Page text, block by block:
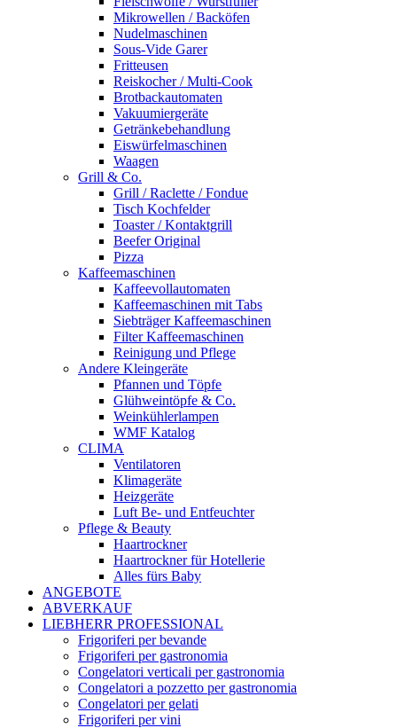
Mikrowellen / Backöfen
Nudelmaschinen
Sous-Vide Garer
Fritteusen
Reiskocher / Multi-Cook
Brotbackautomaten
Vakuumiergeräte
Getränkebehandlung
Eiswürfelmaschinen
Waagen
Grill & Co.
Grill / Raclette / Fondue
Tisch Kochfelder
Toaster / Kontaktgrill
Beefer Original
Pizza
Kaffeemaschinen
Kaffeevollautomaten
Kaffeemaschinen mit Tabs
Siebträger Kaffeemaschinen
Filter Kaffeemaschinen
Reinigung und Pflege
Andere Kleingeräte
Pfannen und Töpfe
Glühweintöpfe & Co.
Weinkühlerlampen
WMF Katalog
CLIMA
Ventilatoren
Klimageräte
Heizgeräte
Luft Be- und Entfeuchter
Pflege & Beauty
Haartrockner
Haartrockner für Hotellerie
Alles fürs Baby
ANGEBOTE
ABVERKAUF
LIEBHERR PROFESSIONAL
Frigoriferi per bevande
Frigoriferi per gastronomia
Congelatori verticali per gastronomia
Congelatori a pozzetto per gastronomia
Congelatori per gelati
Frigoriferi per vini